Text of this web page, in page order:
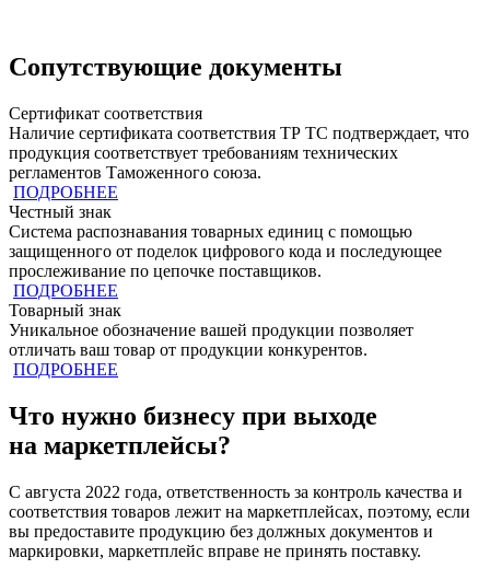
Сопутствующие документы
Сертификат соответствия
Наличие сертификата соответствия ТР ТС подтверждает, что
продукция cоответствует требованиям технических
регламентов Таможенного союза.
ПОДРОБНЕЕ
Честный знак
Система распознавания товарных единиц с помощью
защищенного от поделок цифрового кода и последующее
прослеживание по цепочке поставщиков.
ПОДРОБНЕЕ
Товарный знак
Уникальное обозначение вашей продукции позволяет
отличать ваш товар от продукции конкурентов.
ПОДРОБНЕЕ
Что нужно бизнесу при выходе
на маркетплейсы?
С августа 2022 года, ответственность за контроль качества и
соответствия товаров лежит на маркетплейсах, поэтому, если
вы предоставите продукцию без должных документов и
маркировки, маркетплейс вправе не принять поставку.